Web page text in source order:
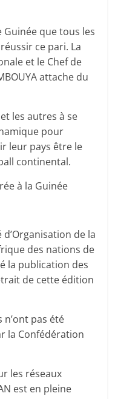
Guinée que tous les
ce pari. La
et le Chef de
attache du
les autres à se
pour
leur pays être le
continental.
à la Guinée
d’Organisation de la
des nations de
la publication des
de cette édition
n’ont pas été
la Confédération
les réseaux
est en pleine